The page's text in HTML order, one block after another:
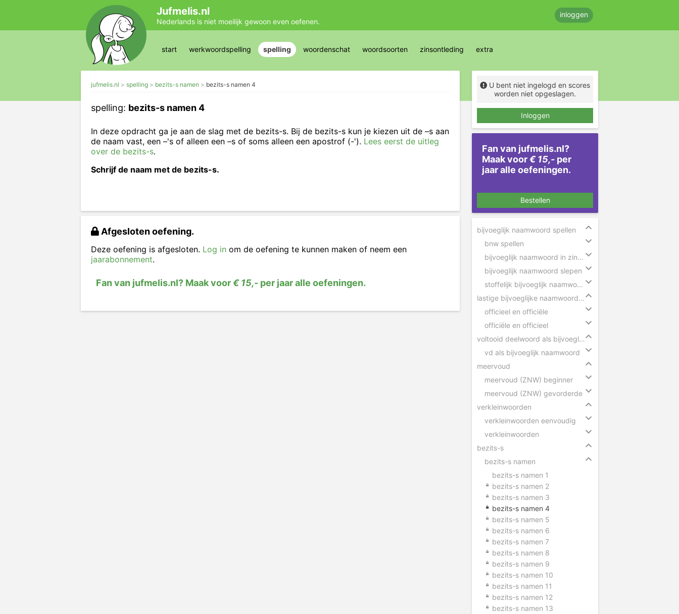
Jufmelis.nl
Nederlands is niet moeilijk gewoon even oefenen.
inloggen
start werkwoordspelling spelling woordenschat woordsoorten zinsontleding extra
jufmelis.nl spelling bezits-s namen bezits-s namen 4
spelling: bezits-s namen 4
In deze opdracht ga je aan de slag met de bezits-s. Bij de bezits-s kun je kiezen uit de –s aan
de naam vast, een –'s of alleen een –s of soms alleen een apostrof (-'). Lees eerst de uitleg
over de bezits-s.
Schrijf de naam met de bezits-s.
Afgesloten oefening.
Deze oefening is afgesloten. Log in om de oefening te kunnen maken of neem een
jaarabonnement.
Fan van jufmelis.nl? Maak voor€ 15,- per jaar alle oefeningen.
U bent niet ingelogd en scores
worden niet opgeslagen.
Inloggen
Fan van jufmelis.nl?
Maak voor€ 15,- per
jaar alle oefeningen.
Bestellen
bijvoeglijk naamwoord spellen
bnw spellen
bijvoeglijk naamwoord in zinnen
bijvoeglijk naamwoord slepen
stoffelijk bijvoeglijk naamwoord herkennen
lastige bijvoeglijke naamwoorden
officieel en officiële
officiële en officieel
voltooid deelwoord als bijvoeglijk naamwoord
vd als bijvoeglijk naamwoord
meervoud
meervoud (ZNW) beginner
meervoud (ZNW) gevorderde
verkleinwoorden
verkleinwoorden eenvoudig
verkleinwoorden
bezits-s
bezits-s namen
bezits-s namen 1
bezits-s namen 2
bezits-s namen 3
bezits-s namen 4
bezits-s namen 5
bezits-s namen 6
bezits-s namen 7
bezits-s namen 8
bezits-s namen 9
bezits-s namen 10
bezits-s namen 11
bezits-s namen 12
bezits-s namen 13